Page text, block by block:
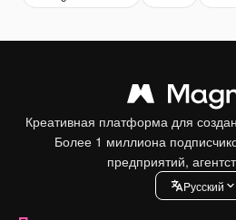
Креативная платформа для
Более 1 миллиона
предприятий,
Pусский